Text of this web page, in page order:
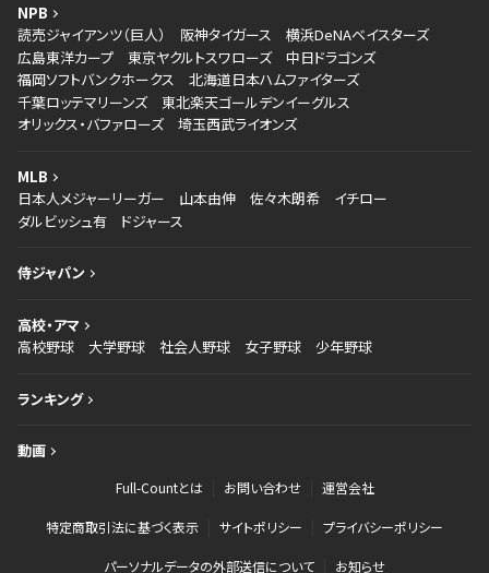
NPB
読売ジャイアンツ（巨人）
阪神タイガース
横浜DeNAベイスターズ
広島東洋カープ
東京ヤクルトスワローズ
中日ドラゴンズ
福岡ソフトバンクホークス
北海道日本ハムファイターズ
千葉ロッテマリーンズ
東北楽天ゴールデンイーグルス
オリックス・バファローズ
埼玉西武ライオンズ
MLB
日本人メジャーリーガー
山本由伸 佐々木朗希
イチロー
ダルビッシュ有
ドジャース
侍ジャパン
高校・アマ
高校野球
大学野球 社会人野球 女子野球 少年野球
ランキング
動画
Full-Countとは お問い合わせ 運営会社
特定商取引法に基づく表示 サイトポリシー プライバシーポリシー
パーソナルデータの外部送信について お知らせ